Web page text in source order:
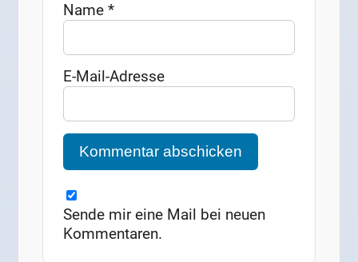
Name*
E-Mail-Adresse
Sende mir eine Mail bei neuen
Kommentaren.